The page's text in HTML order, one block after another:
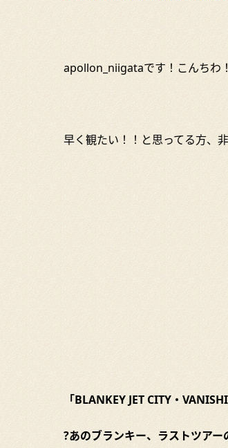
apollon_niigataです！こんちわ
早く観たい！！と思ってる方、
「BLANKEY JET CITY・
?あのブランキー、ラストツア